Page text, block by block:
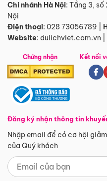
Chi nhánh Hà Nội: Tầng 3, số
Nội
Điện thoại: 028 73056789
Website: dulichviet.com.vn
Chứng nhận
Đăng ký nhận thông tin
Nhập email để có cơ hội
của Quý khách
Kết nối